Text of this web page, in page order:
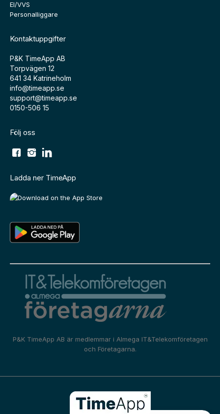
El/VVS
Personalliggare
Kontaktuppgifter
P&K TimeApp AB
Torpvägen 12
641 34 Katrineholm
info@timeapp.se
support@timeapp.se
0150-506 15
Följ oss
Ladda ner TimeApp
P&K TimeApp AB är medlemmar i Almega IT&Telekomföretagen
och Företagarna.